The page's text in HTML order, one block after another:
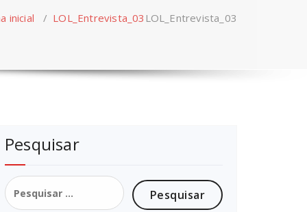
inicial / LOL_Entrevista_03 LOL_Entrevista_03
Pesquisar
Pesquisar
por: